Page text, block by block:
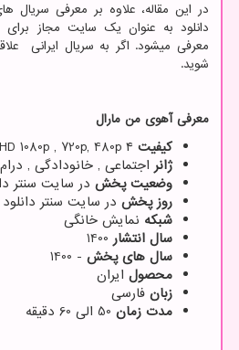
در این مقاله، علاوه بر معرفی سریال
دانلود به عنوان یک سایت مجاز برای
معرفی می­شود. اگر به سریال ایرانی
شوید.
معرفی آهوی من مارال
کیفیت ۴ 1080p , 720p, 480p
ژانر اجتماعی , خانودادگی ,
وضعیت پخش در سایت سنتر
روز پخش در سایت سنتر
شبکه نمایش خانگی
سال انتشار 1400
سال های پخش - 1400
محصول ایران
زبان فارسی
مدت زمان 50 الی 60 دقیقه